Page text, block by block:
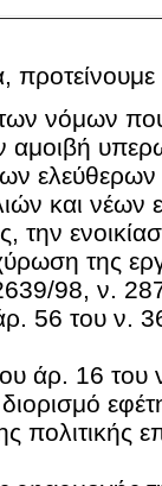
προτείνουμε
νόμων
αμοιβή
και νέων
την
της
98, ν.
56 του ν.
άρ. 16 του
πολιτικής